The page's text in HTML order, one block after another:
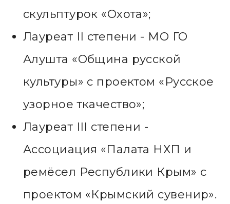
скульптурок «Охота»;
Лауреат II степени - МО ГО
Алушта «Община русской
культуры» с проектом «Русское
узорное ткачество»;
Лауреат III степени -
Ассоциация «Палата НХП и
ремёсел Республики Крым» с
проектом «Крымский сувенир».